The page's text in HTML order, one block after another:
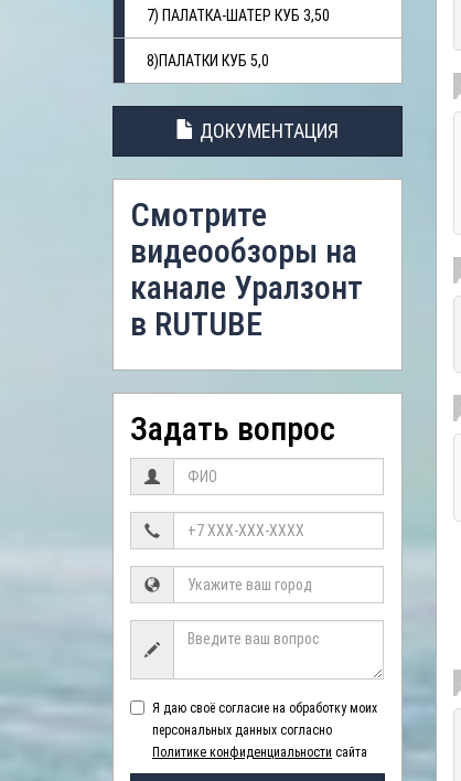
7) ПАЛАТКА-ШАТЕР КУБ 3,50
8)ПАЛАТКИ КУБ 5,0
ДОКУМЕНТАЦИЯ
Смотрите
видеообзоры на
канале Уралзонт
в RUTUBE
Задать вопрос
Я даю своё согласие на обработку моих
персональных данных согласно
Политике конфиденциальности сайта